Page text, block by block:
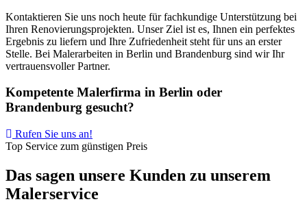
Kontaktieren Sie uns noch heute für fachkundige Unterstützung bei
Ihren Renovierungsprojekten. Unser Ziel ist es, Ihnen ein perfektes
Ergebnis zu liefern und Ihre Zufriedenheit steht für uns an erster
Stelle. Bei Malerarbeiten in Berlin und Brandenburg sind wir Ihr
vertrauensvoller Partner.
Kompetente Malerfirma in Berlin oder
Brandenburg gesucht?
Rufen Sie uns an!
Top Service zum günstigen Preis
Das sagen unsere Kunden zu unserem
Malerservice